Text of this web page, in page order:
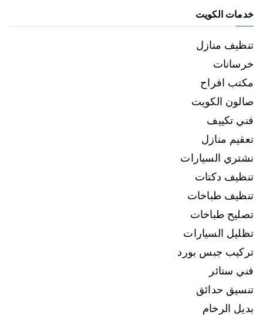
خدمات الكويت
تنظيف منازل
خرسانات
مكتب افراح
صالون الكويت
فني تكييف
تعقيم منازل
نشتري السيارات
تنظيف دكتات
تنظيف طباخات
تصليح طباخات
تظليل السيارات
تركيب جبس بورد
فني ستائر
تنسيق حدائق
بديل الرخام